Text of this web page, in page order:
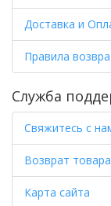
Доставка и
Правила
Служба
Свяжитесь с
Возврат товара
Карта сайта